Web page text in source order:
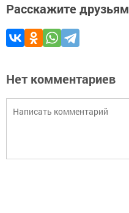
Расскажите друзьям
Нет комментариев